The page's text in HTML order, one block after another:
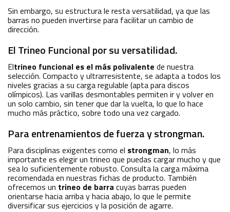
Sin embargo, su estructura le resta versatilidad, ya que las
barras no pueden invertirse para facilitar un cambio de
dirección.
El Trineo Funcional por su versatilidad.
Eltrineo funcional es el más polivalente de nuestra
selección. Compacto y ultrarresistente, se adapta a todos los
niveles gracias a su carga regulable (apta para discos
olímpicos). Las varillas desmontables permiten ir y volver en
un solo cambio, sin tener que dar la vuelta, lo que lo hace
mucho más práctico, sobre todo una vez cargado.
Para entrenamientos de fuerza y strongman.
Para disciplinas exigentes como el strongman, lo más
importante es elegir un trineo que puedas cargar mucho y que
sea lo suficientemente robusto. Consulta la carga máxima
recomendada en nuestras fichas de producto. También
ofrecemos un trineo de barra cuyas barras pueden
orientarse hacia arriba y hacia abajo, lo que le permite
diversificar sus ejercicios y la posición de agarre.